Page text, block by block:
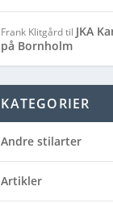
Frank Klitgårdtil JKA
på Bornholm
KATEGORIER
Andre stilarter
Artikler